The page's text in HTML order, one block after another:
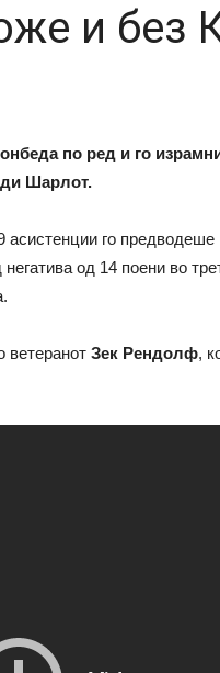
и без
по ред и го
Шарлот.
асистенции го
од 14 поени во
ветеранот Зек Рендолф,